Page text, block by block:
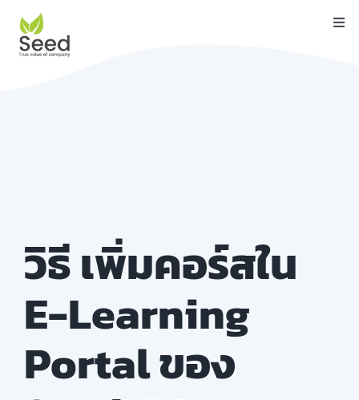
content
หน้าแรก
บล็อค
คู่มือ
สมัครใช้บริการ
วิธี เพิ่มคอร์สใน
E-Learning
Portal ของ